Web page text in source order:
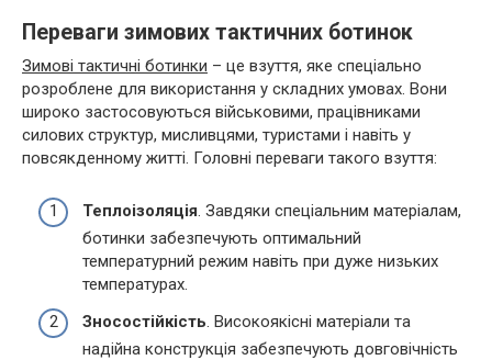
Переваги зимових тактичних ботинок
Зимові тактичні ботинки – це взуття, яке спеціально
розроблене для використання у складних умовах. Вони
широко застосовуються військовими, працівниками
силових структур, мисливцями, туристами і навіть у
повсякденному житті. Головні переваги такого взуття:
Теплоізоляція. Завдяки спеціальним матеріалам,
ботинки забезпечують оптимальний
температурний режим навіть при дуже низьких
температурах.
Зносостійкість. Високоякісні матеріали та
надійна конструкція забезпечують довговічність